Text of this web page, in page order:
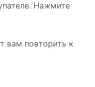
Нажмите
вам повторить к